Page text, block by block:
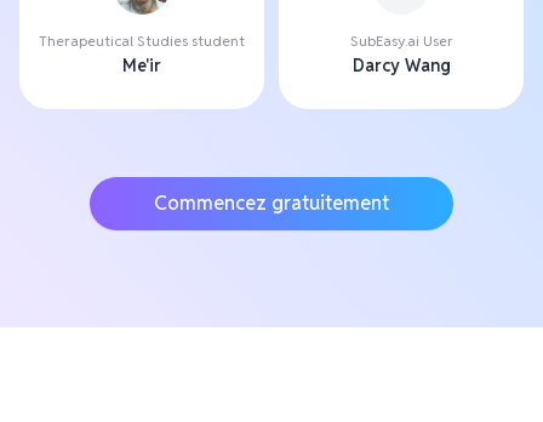
Therapeutical Studies student
Me'ir
SubEasy.ai User
Darcy Wang
Commencez gratuitement